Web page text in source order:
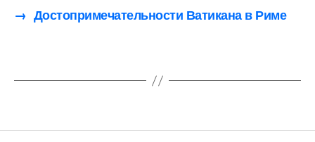
→ Достопримечательности Ватикана в Риме